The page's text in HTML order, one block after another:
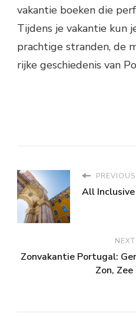
vakantie boeken die
Tijdens je vakantie kun
prachtige stranden, de
rijke geschiedenis van
All
Zonvakantie Portugal:
Zon,